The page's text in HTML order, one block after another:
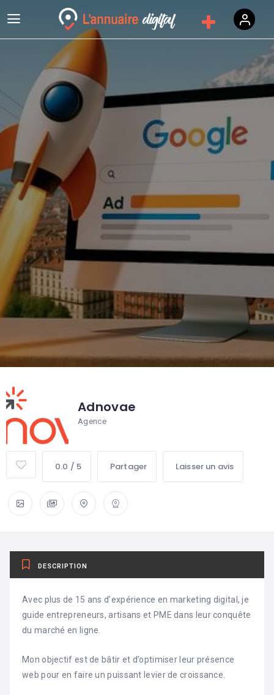
Adnovae
Agence
0.0 / 5 Partager Laisser un avis
DESCRIPTION
Avec plus de 15 ans d’expérience en marketing digital, je
guide entrepreneurs, artisans et PME dans leur conquête
du marché en ligne.
Mon objectif est de bâtir et d’optimiser leur présence
web pour en faire un puissant levier de croissance.